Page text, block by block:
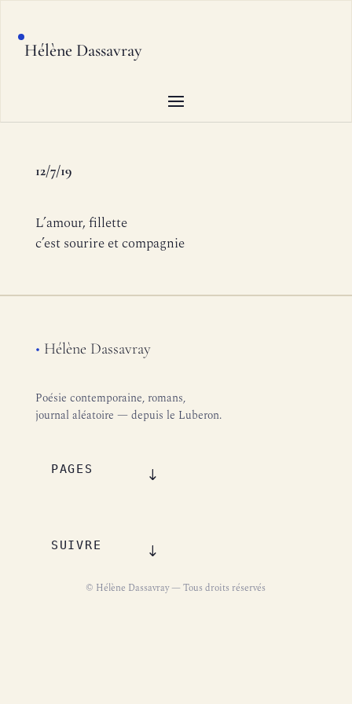
Hélène Dassavray
12/7/19
L’amour, fillette
c’est sourire et compagnie
• Hélène Dassavray
Poésie contemporaine, romans,
journal aléatoire — depuis le Luberon.
PAGES
SUIVRE
© Hélène Dassavray — Tous droits réservés